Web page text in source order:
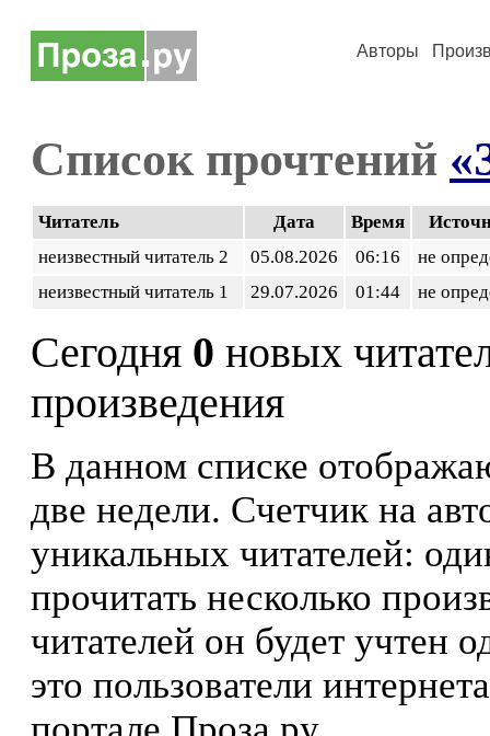
Авторы
Список прочтений
Читатель Дата Время
неизвестный читатель 2
05.08.2026 06:16
не
неизвестный читатель 1
29.07.2026 01:44 не
Сегодня 0 новых
произведения
В данном списке
две недели. Счетчик на
уникальных читателей:
прочитать несколько
читателей он будет учтен
это пользователи